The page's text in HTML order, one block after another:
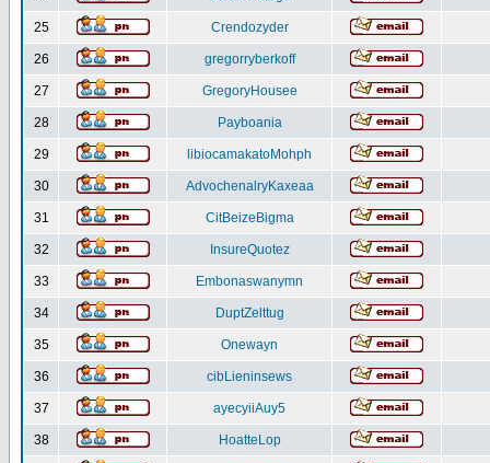
25 Crendozyder
26 gregorryberkoff
27 GregoryHousee
28 Payboania
29 libiocamakatoMohph
30 AdvochenalryKaxeaa
31 CitBeizeBigma
32 InsureQuotez
33 Embonaswanymn
34 DuptZelttug
35 Onewayn
36 cibLieninsews
37 ayecyiiAuy5
38 HoatteLop